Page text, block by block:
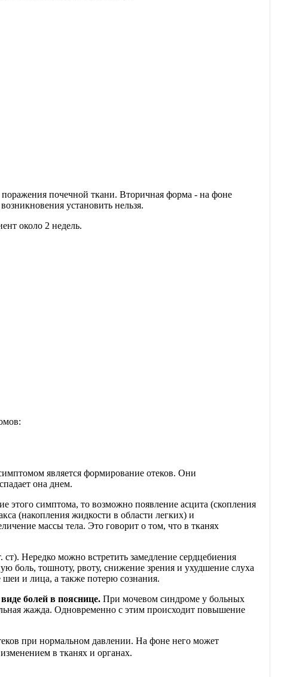
почечной ткани. Вторичная форма - на фоне
установить нельзя.
около 2 недель.
является формирование отеков. Они
она днем.
этого симптома, то возможно появление асцита (скопления
(накопления жидкости в области легких) и
массы тела. Это говорит о том, что в тканях
Нередко можно встретить замедление сердцебиения
боль, тошноту, рвоту, снижение зрения и ухудшение слуха
и лица, а также потерю сознания.
болей в пояснице. При мочевом синдроме у больных
жажда. Одновременно с этим происходит повышение
при нормальном давлении. На фоне него может
в тканях и органах.